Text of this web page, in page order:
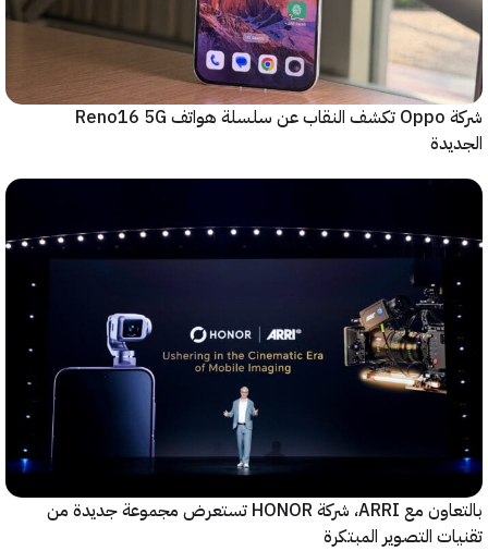
شركة Oppo تكشف النقاب عن سلسلة هواتف Reno16 5G
بالتعاون مع ARRI، شركة HONOR تستعرض مجموعة جديدة من
التصوير المبتكرة